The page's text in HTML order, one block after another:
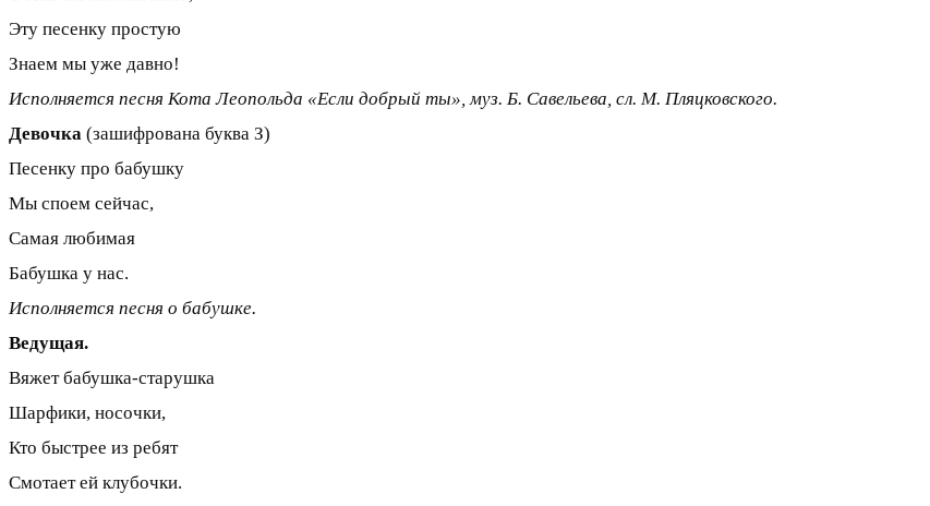
Эту песенку простую
Знаем мы уже давно!
Исполняется песня Кота Леопольда «Если добрый ты», муз. Б. Савельева, сл. М. Пляцковского.
Девочка (зашифрована буква З)
Песенку про бабушку
Мы споем сейчас,
Самая любимая
Бабушка у нас.
Исполняется песня о бабушке.
Ведущая.
Вяжет бабушка-старушка
Шарфики, носочки,
Кто быстрее из ребят
Смотает ей клубочки.